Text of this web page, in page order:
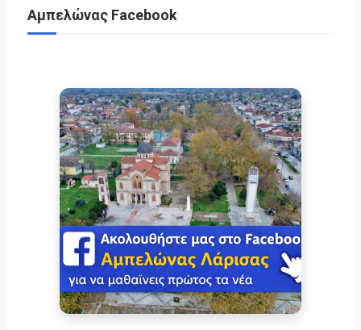
Αμπελώνας Facebook